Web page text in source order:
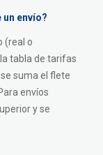
envío?
(real o
tabla de tarifas
suma el flete
envíos
y se